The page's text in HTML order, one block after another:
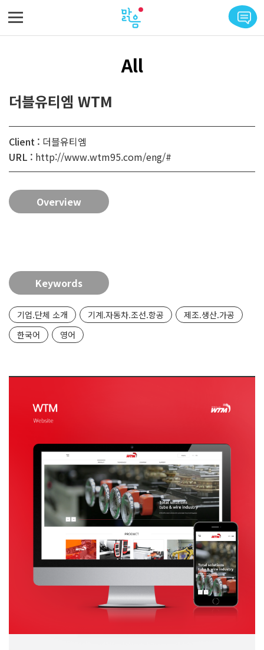
All
더블유티엠 WTM
Client : 더블유티엠
URL : http://www.wtm95.com/eng/#
Overview
Keywords
기업.단체 소개 기계.자동차.조선.항공
제조.생산.가공
한국어
영어